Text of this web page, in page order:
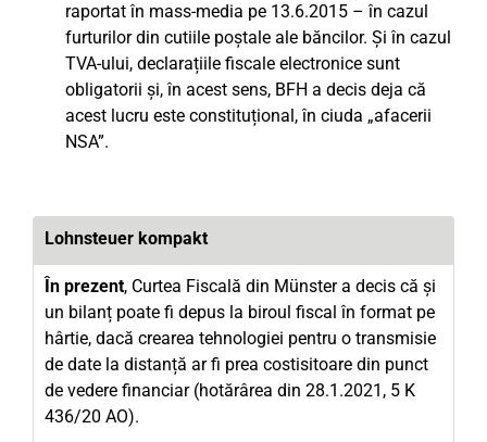
raportat în mass-media pe 13.6.2015 – în cazul
furturilor din cutiile poștale ale băncilor. Și în cazul
TVA-ului, declarațiile fiscale electronice sunt
obligatorii și, în acest sens, BFH a decis deja că
acest lucru este constituțional, în ciuda „afacerii
NSA”.
Lohnsteuer kompakt
În prezent, Curtea Fiscală din Münster a decis că și
un bilanț poate fi depus la biroul fiscal în format pe
hârtie, dacă crearea tehnologiei pentru o transmisie
de date la distanță ar fi prea costisitoare din punct
de vedere financiar (hotărârea din 28.1.2021, 5 K
436/20 AO).